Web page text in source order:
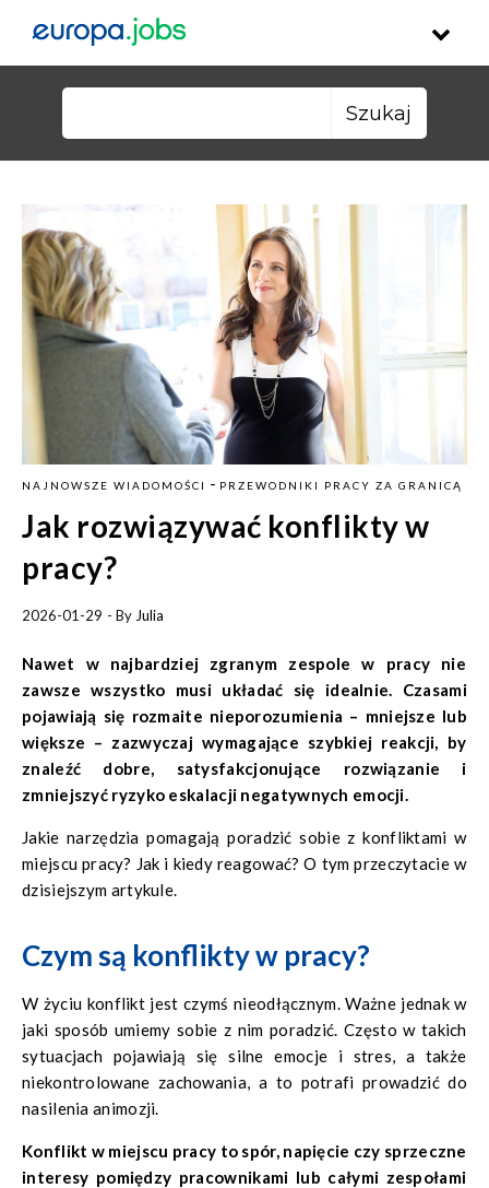
NAJNOWSZE WIADOMOŚCI - PRZEWODNIKI PRACY ZA GRANICĄ
Jak rozwiązywać konflikty w
pracy?
2026-01-29 - By Julia
Nawet w najbardziej zgranym zespole w pracy nie
zawsze wszystko musi układać się idealnie. Czasami
pojawiają się rozmaite nieporozumienia – mniejsze lub
większe – zazwyczaj wymagające szybkiej reakcji, by
znaleźć dobre, satysfakcjonujące rozwiązanie i
zmniejszyć ryzyko eskalacji negatywnych emocji.
Jakie narzędzia pomagają poradzić sobie z konfliktami w
miejscu pracy? Jak i kiedy reagować? O tym przeczytacie w
dzisiejszym artykule.
Czym są konflikty w pracy?
W życiu konflikt jest czymś nieodłącznym. Ważne jednak w
jaki sposób umiemy sobie z nim poradzić. Często w takich
sytuacjach pojawiają się silne emocje i stres, a także
niekontrolowane zachowania, a to potrafi prowadzić do
nasilenia animozji.
Konflikt w miejscu pracy to spór, napięcie czy sprzeczne
interesy pomiędzy pracownikami lub całymi zespołami